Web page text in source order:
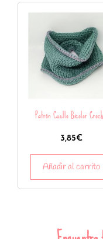
Patrón Cuello Bicolor
3,85€
Añadir al carrito